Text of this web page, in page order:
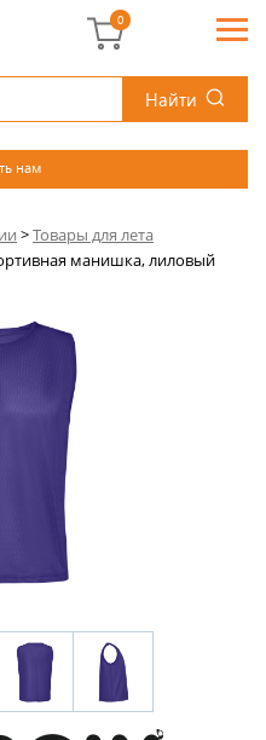
Найти
нам
0
>Товары для лета
манишка, лиловый